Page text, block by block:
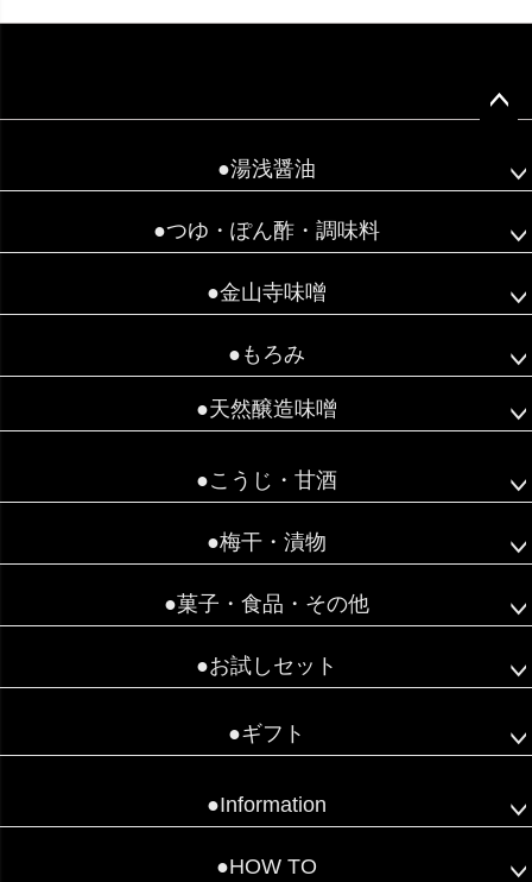
●湯浅醤油
●つゆ・ぽん酢・調味料
●金山寺味噌
●もろみ
●天然醸造味噌
●こうじ・甘酒
●梅干・漬物
●菓子・食品・その他
●お試しセット
●ギフト
●Information
●HOW TO